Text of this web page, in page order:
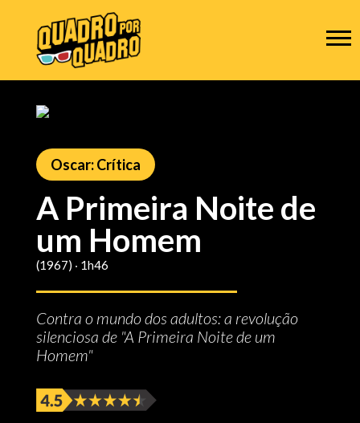
Oscar: Crítica
A Primeira Noite de
um Homem
(1967) ‧ 1h46
Contra o mundo dos adultos: a revolução
silenciosa de "A Primeira Noite de um
Homem"